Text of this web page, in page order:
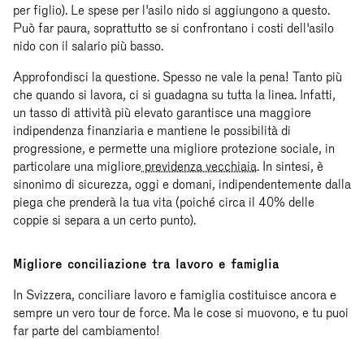
per figlio). Le spese per l'asilo nido si aggiungono a questo.
Può far paura, soprattutto se si confrontano i costi dell'asilo
nido con il salario più basso.
Approfondisci la questione. Spesso ne vale la pena! Tanto più
che quando si lavora, ci si guadagna su tutta la linea. Infatti,
un tasso di attività più elevato garantisce una maggiore
indipendenza finanziaria e mantiene le possibilità di
progressione, e permette una migliore protezione sociale, in
particolare una migliore previdenza vecchiaia. In sintesi, è
sinonimo di sicurezza, oggi e domani, indipendentemente dalla
piega che prenderà la tua vita (poiché circa il 40% delle
coppie si separa a un certo punto).
Migliore conciliazione tra lavoro e famiglia
In Svizzera, conciliare lavoro e famiglia costituisce ancora e
sempre un vero tour de force. Ma le cose si muovono, e tu puoi
far parte del cambiamento!